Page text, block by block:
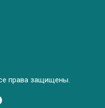
права защищены.